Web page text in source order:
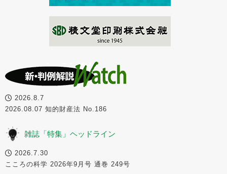
2026.8.7
2026.08.07 知的財産法 No.186
雑誌「特集」ヘッドライン
2026.7.30
こころの科学 2026年9月号 通巻 249号